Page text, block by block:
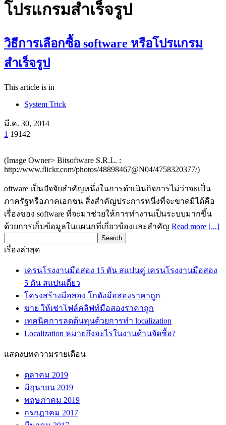
โปรแกรมสำเร็จรูป
วิธีการเลือกซื้อ software หรือโปรแกรม
สำเร็จรูป
This article is in
System Trick
มี.ค. 30, 2014
1 19142
(Image Owner> Bitsoftware S.R.L. :
http://www.flickr.com/photos/48898467@N04/4758320377/)
oftware เป็นปัจจัยสำคัญหนึ่งในการดำเนินกิจการไม่ว่าจะเป็น
ภาครัฐหรือภาคเอกชน สิ่งสำคัญประการหนึ่งที่จะขาดมิได้คือ
เรื่องของ software ที่จะมาช่วยให้การทำงานเป็นระบบมากขึ้น
ด้วยการเก็บข้อมูลในแผนกที่เกี่ยวข้องและสำคัญ Read more [...]
เรื่องล่าสุด
เครนโรงงานมือสอง 15 ตัน สแปนคู่ เครนโรงงานมือสอง
5 ตัน สแปนเดี่ยว
โครงสร้างมือสอง โกดังมือสองราคาถูก
ขาย ให้เช่าโฟล์คลิฟท์มือสองราคาถูก
เทคนิคการลดต้นทุนด้วยการทำ localization
Localization หมายถึงอะไรในงานด้านจัดซื้อ?
แสดงบทความรายเดือน
ตุลาคม 2019
มิถุนายน 2019
พฤษภาคม 2019
กรกฎาคม 2017